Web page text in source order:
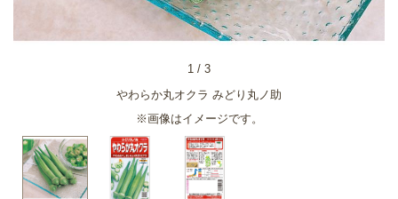
やわらか丸オクラ みどり丸ノ助
※画像はイメージです。
1 / 3